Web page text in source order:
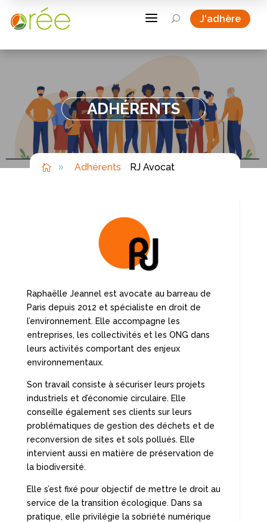
a U J'adhère
ADHÉRENTS
 9 Adhérents RJ Avocat
Raphaëlle Jeannel est avocate au barreau de
Paris depuis 2012 et spécialiste en droit de
l’environnement. Elle accompagne les
entreprises, les collectivités et les ONG dans
leurs activités comportant des enjeux
environnementaux.
Son travail consiste à sécuriser leurs projets
industriels et d’économie circulaire. Elle
conseille également ses clients sur leurs
problématiques de gestion des déchets et de
reconversion de sites et sols pollués. Elle
intervient aussi en matière de préservation de
la biodiversité.
Elle s’est fixé pour objectif de mettre le droit au
service de la transition écologique. Dans sa
pratique, elle privilégie la sobriété numérique